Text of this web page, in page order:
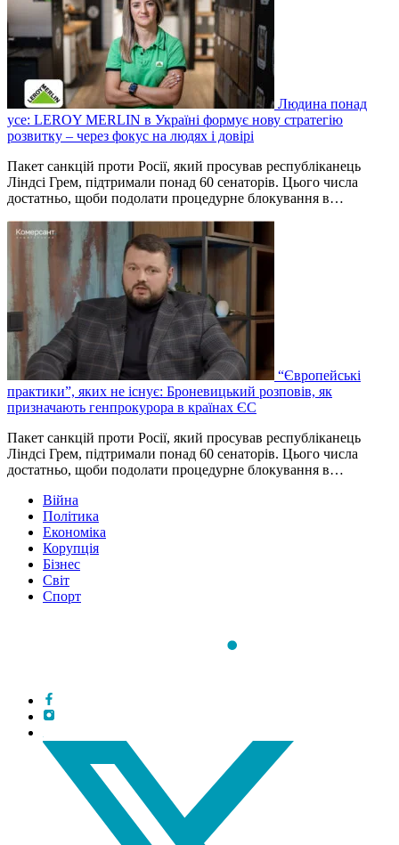
Людина понад
усе: LEROY MERLIN в Україні формує нову стратегію
розвитку – через фокус на людях і довірі
Пакет санкцій проти Росії, який просував республіканець
Ліндсі Грем, підтримали понад 60 сенаторів. Цього числа
достатньо, щоби подолати процедурне блокування в…
“Європейські
практики”, яких не існує: Броневицький розповів, як
призначають генпрокурора в країнах ЄС
Пакет санкцій проти Росії, який просував республіканець
Ліндсі Грем, підтримали понад 60 сенаторів. Цього числа
достатньо, щоби подолати процедурне блокування в…
Війна
Політика
Економіка
Корупція
Бізнес
Світ
Спорт